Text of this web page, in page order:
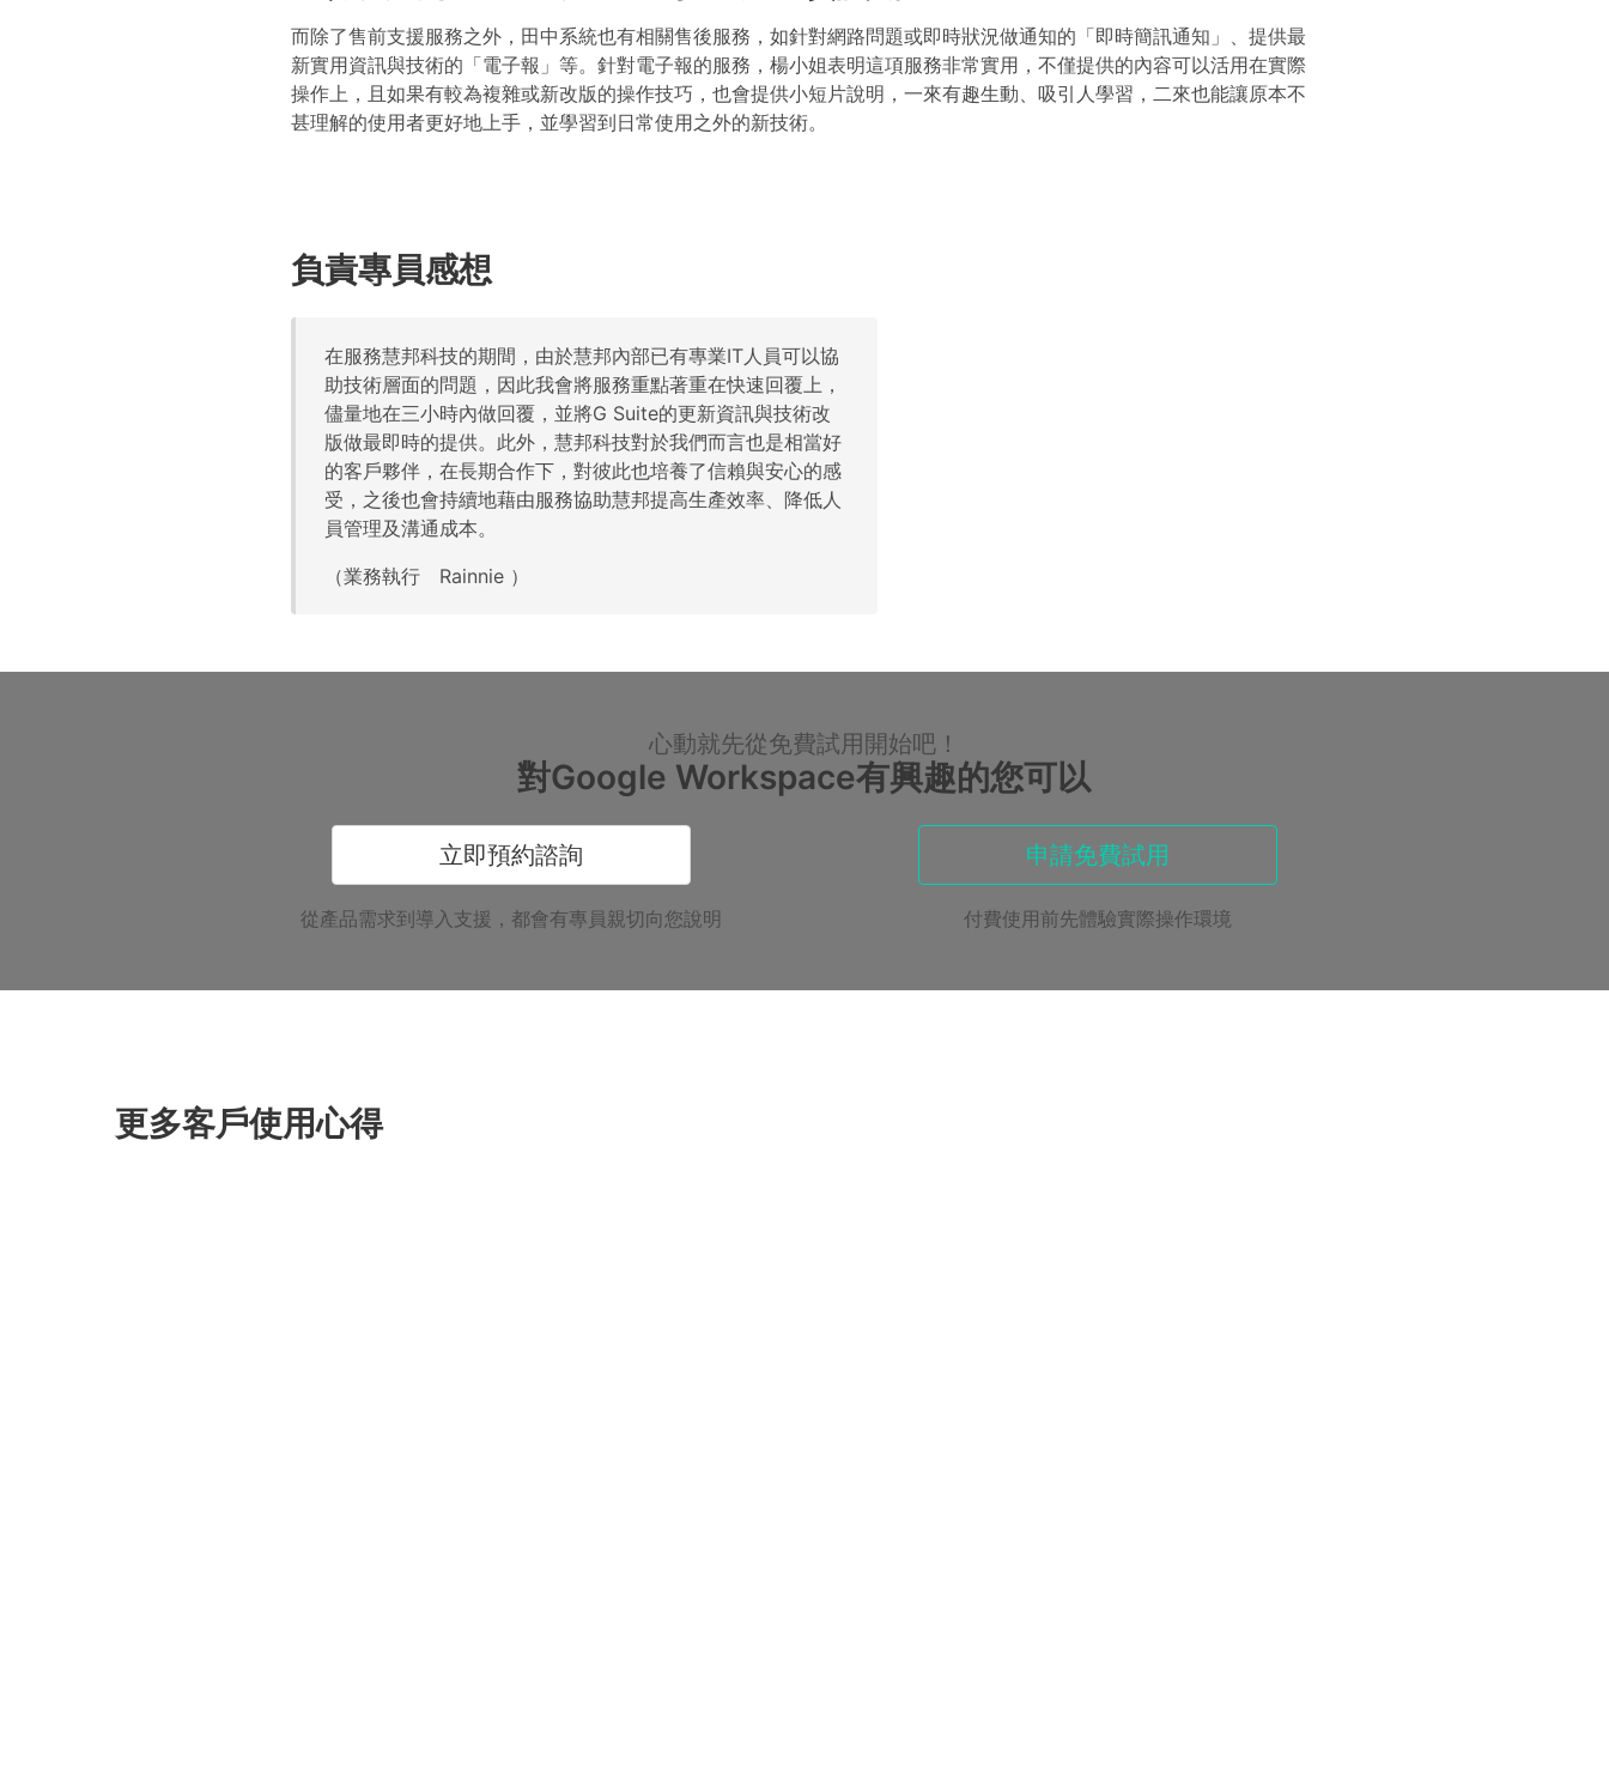
而除了售前支援服務之外，田中系統也有相關售後服務，如針對網路問題或即時狀況做通知的「即時簡訊通知」、提供最
新實用資訊與技術的「電子報」等。針對電子報的服務，楊小姐表明這項服務非常實用，不僅提供的內容可以活用在實際
操作上，且如果有較為複雜或新改版的操作技巧，也會提供小短片說明，一來有趣生動、吸引人學習，二來也能讓原本不
甚理解的使用者更好地上手，並學習到日常使用之外的新技術。
負責專員感想
在服務慧邦科技的期間，由於慧邦內部已有專業IT人員可以協
助技術層面的問題，因此我會將服務重點著重在快速回覆上，
儘量地在三小時內做回覆，並將G Suite的更新資訊與技術改
版做最即時的提供。此外，慧邦科技對於我們而言也是相當好
的客戶夥伴，在長期合作下，對彼此也培養了信賴與安心的感
受，之後也會持續地藉由服務協助慧邦提高生產效率、降低人
員管理及溝通成本。
（業務執行 Rainnie ）
心動就先從免費試用開始吧！
對Google Workspace有興趣的您可以
立即預約諮詢
從產品需求到導入支援，都會有專員親切向您說明
申請免費試用
付費使用前先體驗實際操作環境
更多客戶使用心得